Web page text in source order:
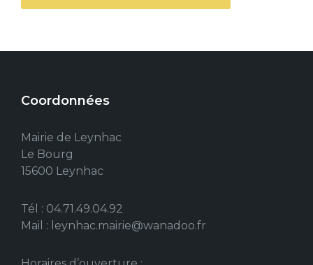
Coordonnées
Mairie de Leynhac
Le Bourg
15600 Leynhac
Tél : 04.71.49.04.92
Mail : leynhac.mairie@wanadoo.fr